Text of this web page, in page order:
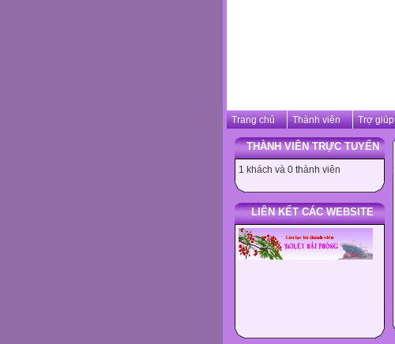
Trang chủ Thành viên Trợ giúp
THÀNH VIÊN TRỰC TUYẾN
1 khách và 0 thành viên
LIÊN KẾT CÁC WEBSITE